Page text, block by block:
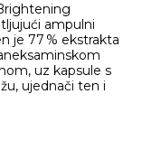
ampulni
je 77 % ekstrakta
uz kapsule s
ujednači ten i